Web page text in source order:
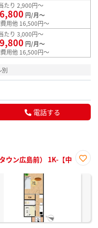
たり 2,900円～
円/月～
用他 16,500円～
たり 3,000円～
円/月～
用他 16,500円～
別
電話する
ウン広島前） 1K-【中
に入